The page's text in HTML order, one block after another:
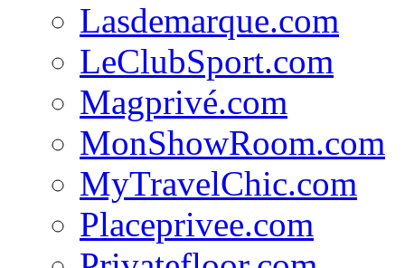
Lasdemarque.com
LeClubSport.com
Magprivé.com
MonShowRoom.com
MyTravelChic.com
Placeprivee.com